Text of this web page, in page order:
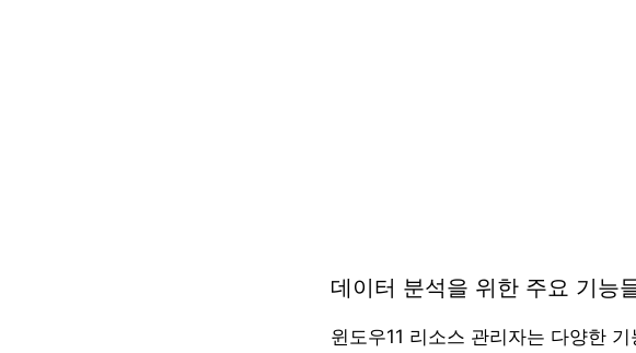
데이터 분석을 위한 주요 기능
윈도우11 리소스 관리자는 다양한